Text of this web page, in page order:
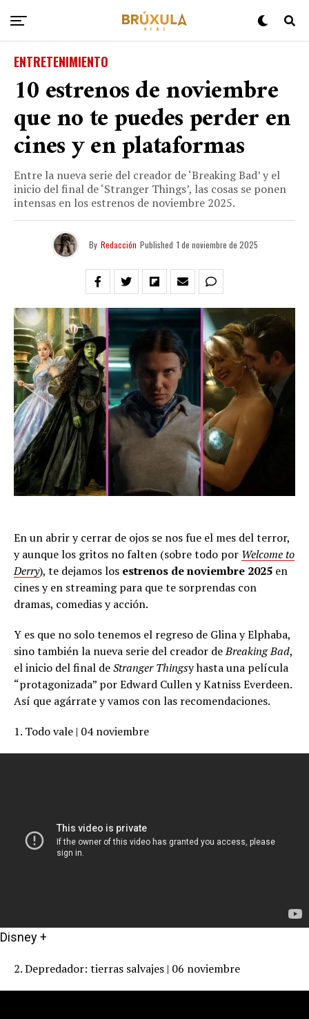
ENTRETENIMIENTO
10 estrenos de noviembre
que no te puedes perder en
cines y en plataformas
Entre la nueva serie del creador de ‘Breaking Bad’ y el
inicio del final de ‘Stranger Things’, las cosas se ponen
intensas en los estrenos de noviembre 2025.
By Redacción Published 1 de noviembre de 2025
En un abrir y cerrar de ojos se nos fue el mes del terror,
y aunque los gritos no falten (sobre todo por Welcome to
Derry), te dejamos los estrenos de noviembre 2025 en
cines y en streaming para que te sorprendas con
dramas, comedias y acción.
Y es que no solo tenemos el regreso de Glina y Elphaba,
sino también la nueva serie del creador deBreaking Bad,
el inicio del final deStranger Thingsy hasta una película
“protagonizada” por Edward Cullen y Katniss Everdeen.
Así que agárrate y vamos con las recomendaciones.
1. Todo vale | 04 noviembre
Disney +
2. Depredador: tierras salvajes | 06 noviembre